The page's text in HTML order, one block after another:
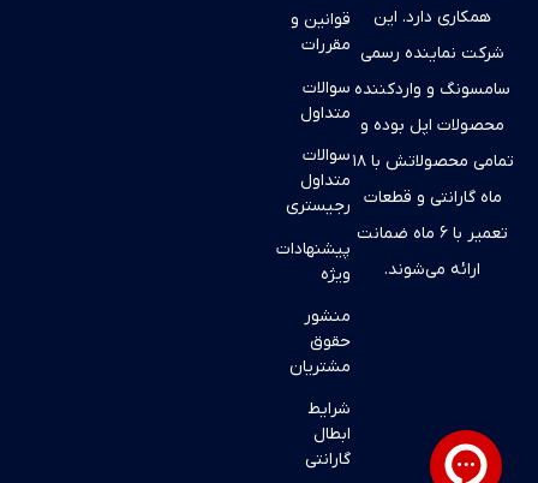
قوانین و
مقررات
سوالات
متداول
سوالات
متداول
رجیستری
پیشنهادات
ویژه
منشور
حقوق
مشتریان
شرایط
ابطال
گارانتی
همکاری دارد. این
شرکت نماینده رسمی
سامسونگ و واردکننده
محصولات اپل بوده و
تمامی محصولاتش با ۱۸
ماه گارانتی و قطعات
تعمیر با ۶ ماه ضمانت
ارائه می‌شوند.